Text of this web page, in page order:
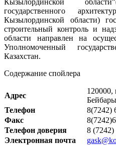
государственного
Кызылординской области)
строительный контроль и
области направлен на
Уполномоченный
Казахстан.
Содержание спойлера
Адрес
120000,
Телефон
8(7242)
Факс
Телефон доверия
8 (7242)
Электронная почта